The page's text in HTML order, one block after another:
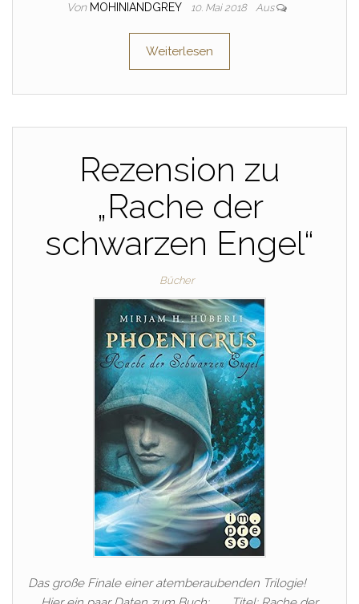
Von MOHINIANDGREY 10. Mai 2018 Aus
Weiterlesen
Rezension zu
„Rache der
schwarzen Engel“
Bücher
Das große Finale einer atemberaubenden Trilogie!